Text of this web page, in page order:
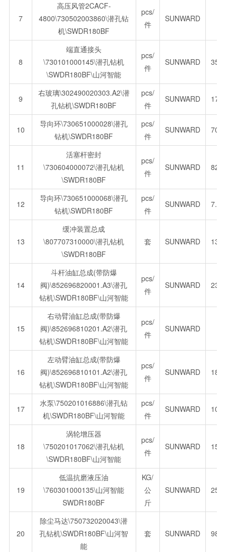
7
高压风管2CACF-
4800\730502003860\潜孔钻
机\SWDR180BF
pcs/
件
SUNWARD
8
端直通接头
\730101000145\潜孔钻机
\SWDR180BF\山河智能
pcs/
件
SUNWARD
9
右玻璃\302490020303.A2\潜
孔钻机\SWDR180BF
pcs/
件
SUNWARD
10
导向环\730651000028\潜孔
钻机\SWDR180BF
pcs/
件
SUNWARD
11
活塞杆密封
\730604000072\潜孔钻机
\SWDR180BF
pcs/
件
SUNWARD
12
导向环\730651000068\潜孔
钻机\SWDR180BF
pcs/
件
SUNWARD
13
缓冲装置总成
\807707310000\潜孔钻机
\SWDR180BF
套 SUNWARD
14
斗杆油缸总成(带防爆
阀)\852696820001.A3\潜孔
钻机\SWDR180BF\山河智能
pcs/
件
SUNWARD
15
右动臂油缸总成(带防爆
阀)\852696810201.A2\潜孔
钻机\SWDR180BF\山河智能
pcs/
件
SUNWARD
16
左动臂油缸总成(带防爆
阀)\852696810101.A2\潜孔
钻机\SWDR180BF\山河智能
pcs/
件
SUNWARD
17
水泵\750201016886\潜孔钻
机\SWDR180BF\山河智能
pcs/
件
SUNWARD
18
涡轮增压器
\750201017062\潜孔钻机
\SWDR180BF\山河智能
pcs/
件
SUNWARD
19
低温抗磨液压油
\760301000135\山河智能
SWDR180BF
KG/
公
斤
SUNWARD
20
除尘马达\750732020043\潜
孔钻机\SWDR180BF\山河智
能
套 SUNWARD